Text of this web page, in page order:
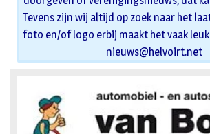
Tevens zijn wij altijd op zoek naar het
foto en/of logo erbij maakt het vaak
nieuws@helvoirt.net